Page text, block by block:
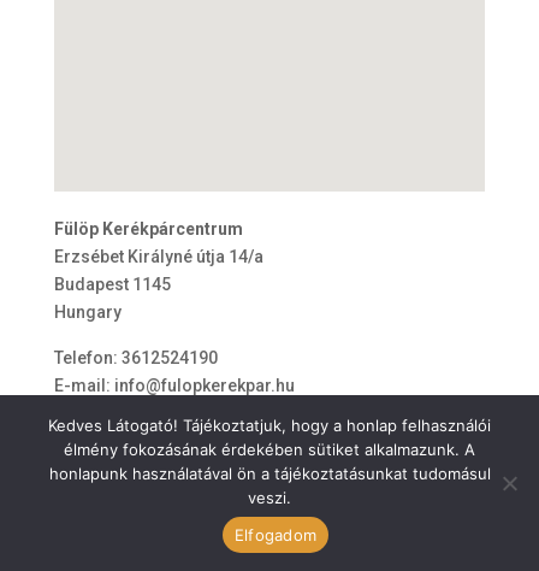
Fülöp Kerékpárcentrum
Erzsébet Királyné útja 14/a
Budapest 1145
Hungary
Telefon: 3612524190
E-mail: info@fulopkerekpar.hu
ÁSZF
Kedves Látogató! Tájékoztatjuk, hogy a honlap felhasználói
élmény fokozásának érdekében sütiket alkalmazunk. A
honlapunk használatával ön a tájékoztatásunkat tudomásul
veszi.
Elfogadom